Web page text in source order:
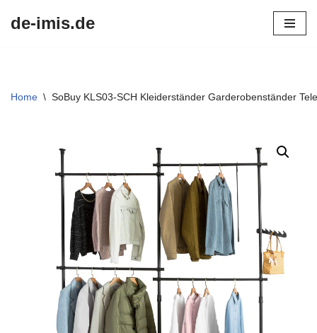
de-imis.de
Home \ SoBuy KLS03-SCH Kleiderständer Garderobenständer